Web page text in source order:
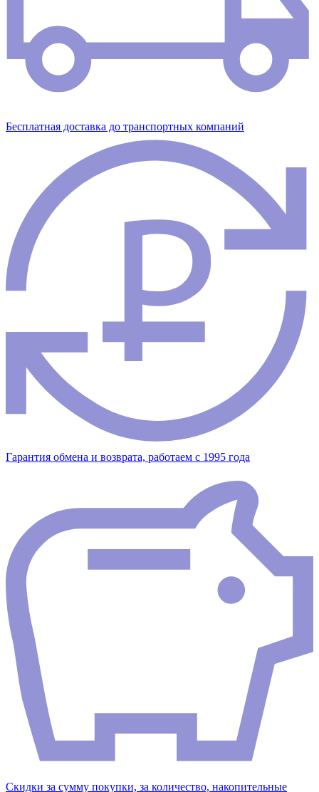
Бесплатная доставка до транспортных компаний
Гарантия обмена и возврата, работаем с 1995 года
Скидки за сумму покупки, за количество, накопительные